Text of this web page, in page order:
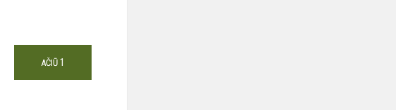
AČIŪ 1